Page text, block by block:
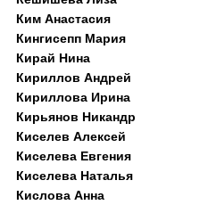
Ким Анастасия
Кингисепп Мария
Кирай Нина
Кириллов Андрей
Кириллова Ирина
Кирьянов Никандр
Киселев Алексей
Киселева Евгения
Киселева Наталья
Кислова Анна